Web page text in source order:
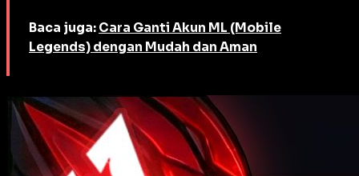
Baca juga: Cara Ganti Akun ML (Mobile
Legends) dengan Mudah dan Aman